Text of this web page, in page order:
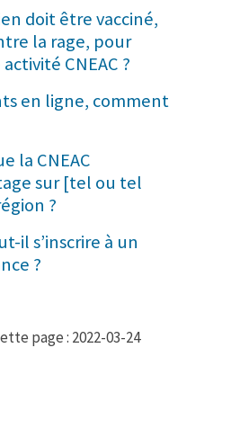
doit être vacciné,
la rage, pour
CNEAC ?
en ligne, comment
la CNEAC
sur [tel ou tel
?
il s’inscrire à un
?
page : 2022-03-24